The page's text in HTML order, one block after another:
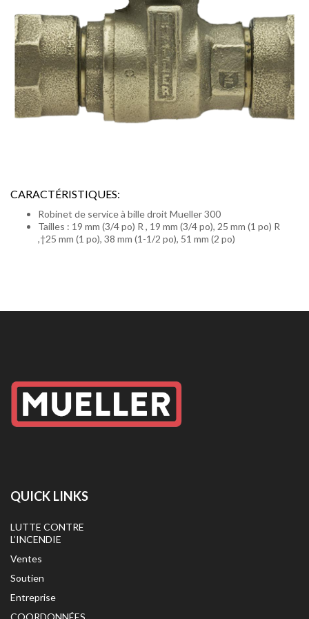
CARACTÉRISTIQUES:
Robinet de service à bille droit Mueller 300
Tailles : 19 mm (3/4 po) R , 19 mm (3/4 po), 25 mm (1 po) R
,†25 mm (1 po), 38 mm (1-1/2 po), 51 mm (2 po)
QUICK LINKS
LUTTE CONTRE
L’INCENDIE
Ventes
Soutien
Entreprise
COORDONNÉES